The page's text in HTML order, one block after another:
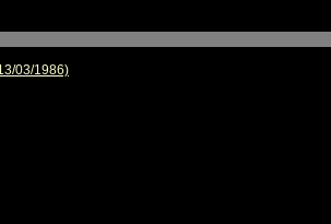
03/1986)